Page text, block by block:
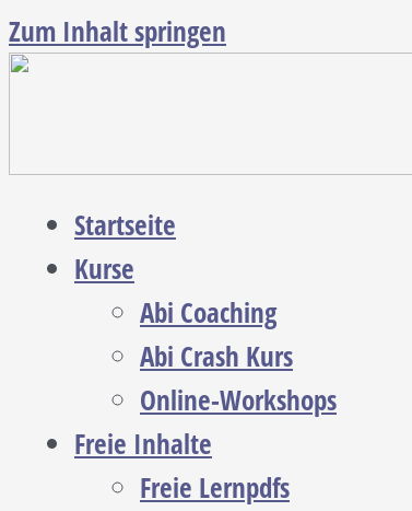
Zum Inhalt springen
Startseite
Kurse
Abi Coaching
Abi Crash Kurs
Online-Workshops
Freie Inhalte
Freie Lernpdfs